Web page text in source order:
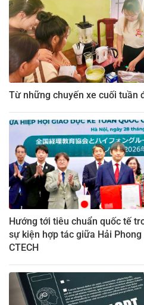
Từ những chuyến xe cuối tuần
Hướng tới tiêu chuẩn quốc tế
sự kiện hợp tác giữa Hải Phong
CTECH